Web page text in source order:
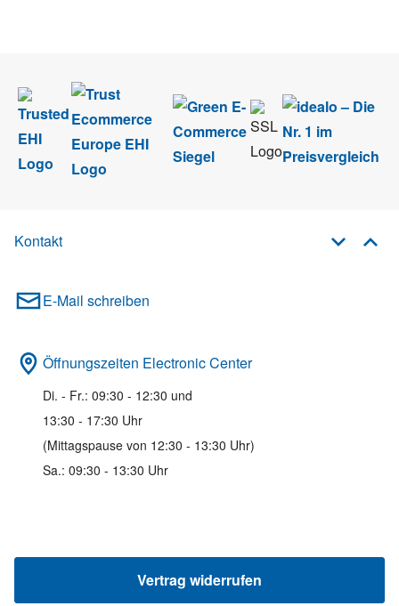
Kontakt
E-Mail schreiben
Öffnungszeiten Electronic Center
Di. - Fr.: 09:30 - 12:30 und
13:30 - 17:30 Uhr
(Mittagspause von 12:30 - 13:30 Uhr)
Sa.: 09:30 - 13:30 Uhr
Vertrag widerrufen